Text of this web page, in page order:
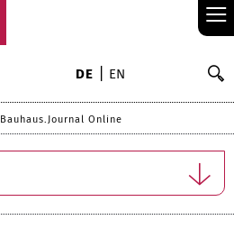
≡
DE EN
Bauhaus.Journal Online